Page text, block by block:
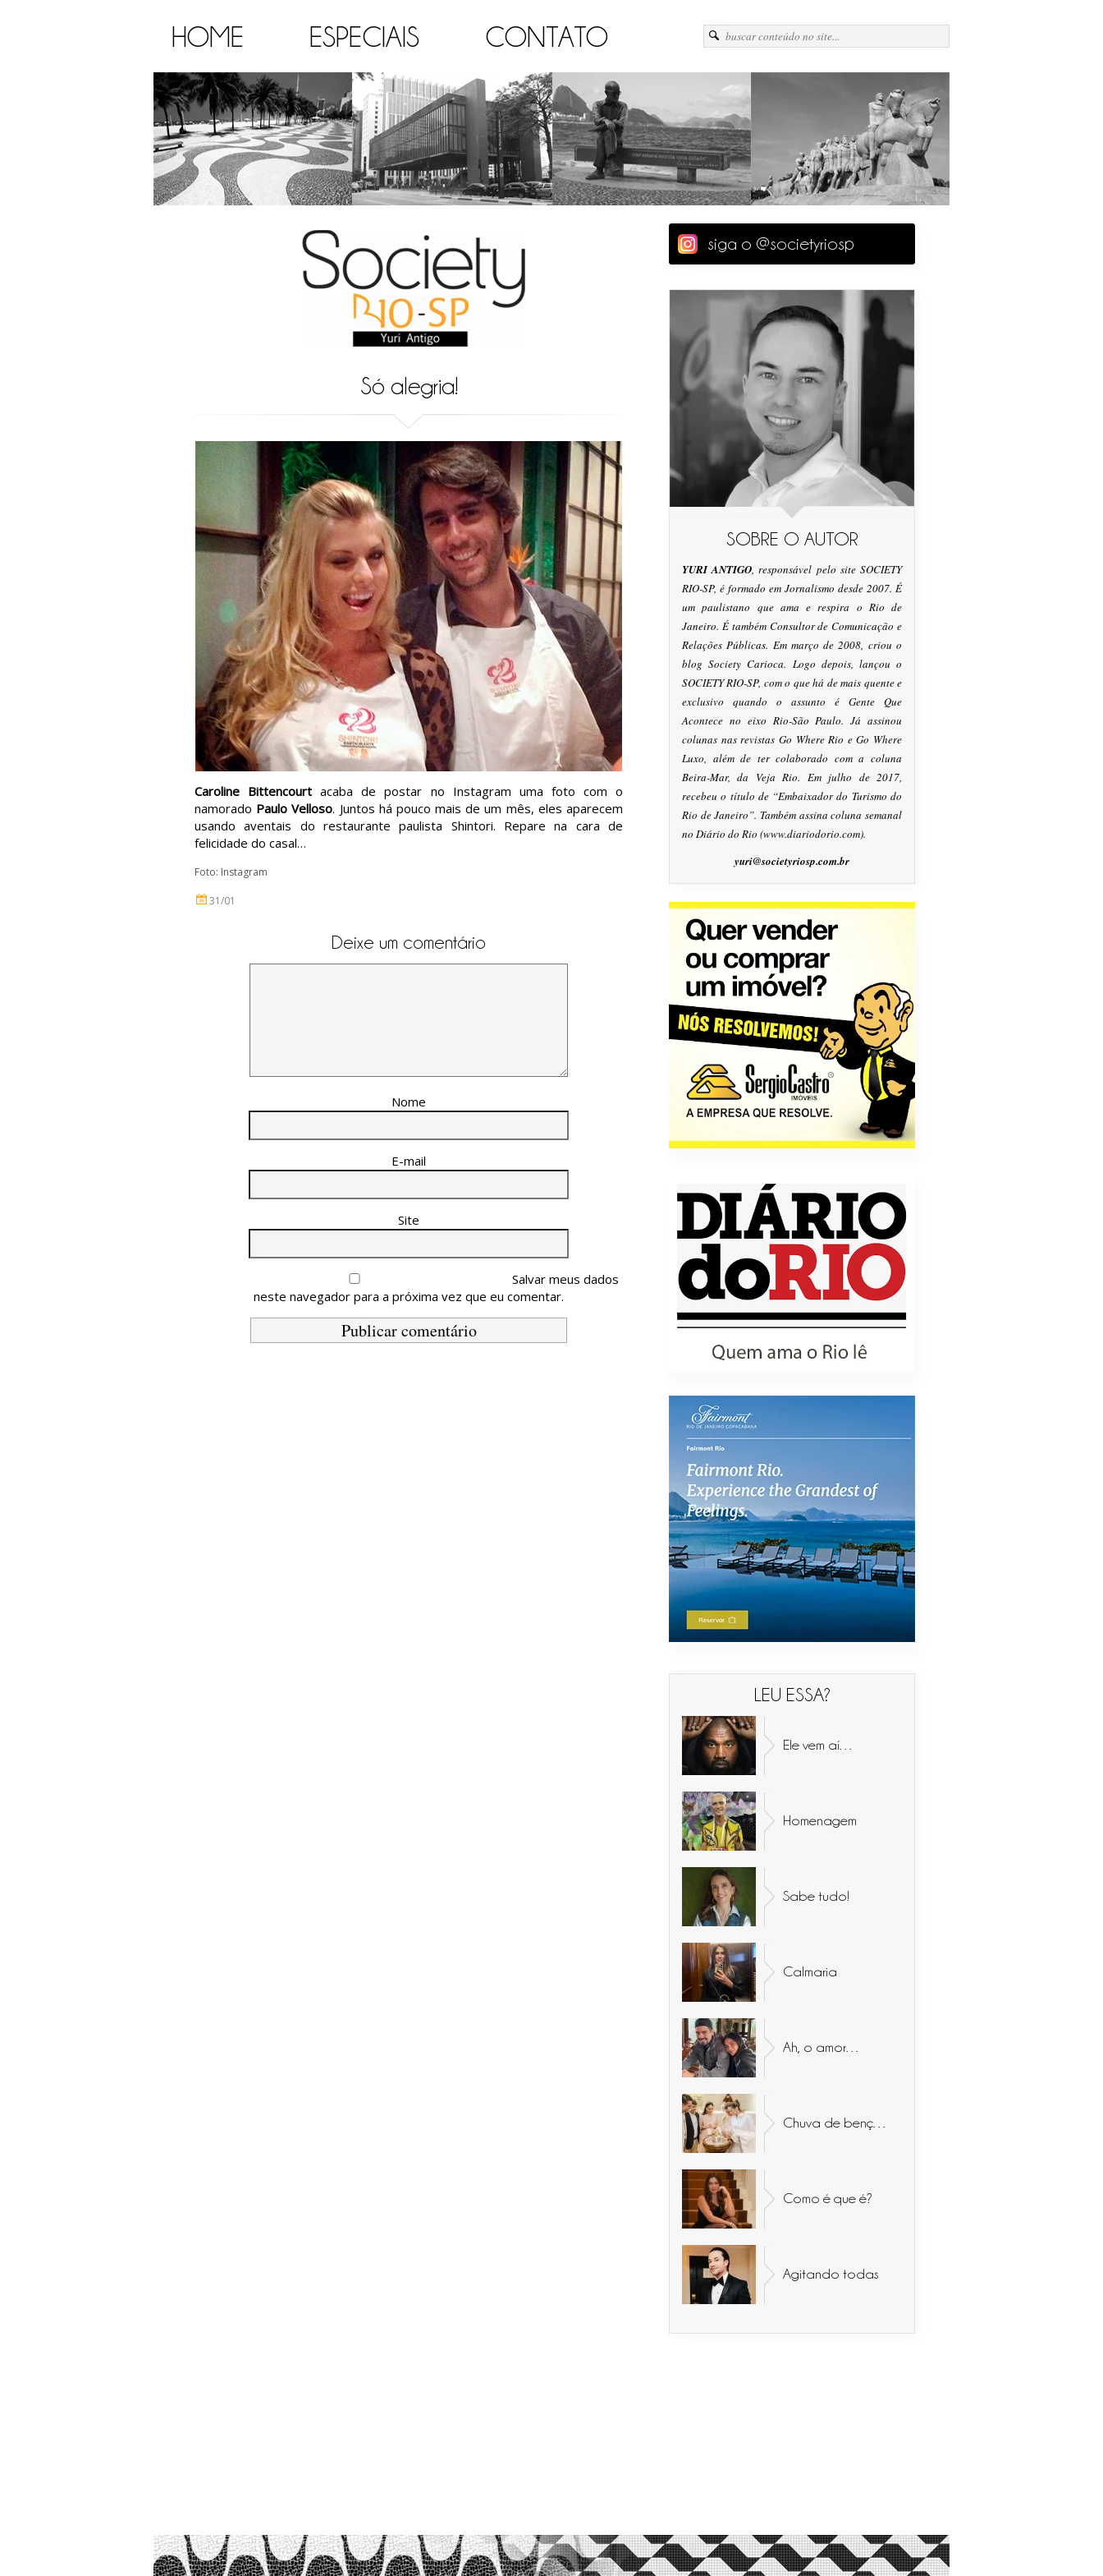
HOME ESPECIAIS CONTATO
Só alegria!
Caroline Bittencourt acaba de postar no Instagram uma foto com o
namorado Paulo Velloso. Juntos há pouco mais de um mês, eles aparecem
usando aventais do restaurante paulista Shintori. Repare na cara de
felicidade do casal…
Foto: Instagram
31/01
Deixe um comentário
Nome
E-mail
Site
Salvar meus dados
neste navegador para a próxima vez que eu comentar.
siga o @societyriosp
SOBRE O AUTOR
YURI ANTIGO, responsável pelo site SOCIETY
RIO-SP, é formado em Jornalismo desde 2007. É
um paulistano que ama e respira o Rio de
Janeiro. É também Consultor de Comunicação e
Relações Públicas. Em março de 2008, criou o
blog Society Carioca. Logo depois, lançou o
SOCIETY RIO-SP, com o que há de mais quente e
exclusivo quando o assunto é Gente Que
Acontece no eixo Rio-São Paulo. Já assinou
colunas nas revistas Go Where Rio e Go Where
Luxo, além de ter colaborado com a coluna
Beira-Mar, da Veja Rio. Em julho de 2017,
recebeu o título de “Embaixador do Turismo do
Rio de Janeiro”. Também assina coluna semanal
no Diário do Rio (www.diariodorio.com).
yuri@societyriosp.com.br
LEU ESSA?
Ele vem aí…
Homenagem
Sabe tudo!
Calmaria
Ah, o amor…
Como é que é?
Agitando todas